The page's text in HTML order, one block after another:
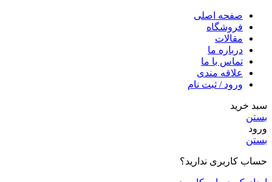
صفحه اصلی
فروشگاه
مقالات
درباره ما
تماس با ما
علاقه مندی
ورود / ثبت نام
سبد خرید
بستن
ورود
بستن
حساب کاربری ندارید؟